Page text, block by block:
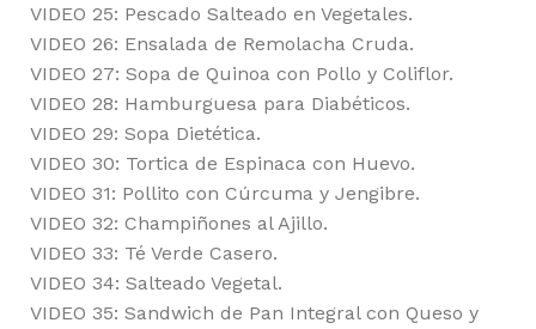
VIDEO 25: Pescado Salteado en Vegetales.
VIDEO 26: Ensalada de Remolacha Cruda.
VIDEO 27: Sopa de Quinoa con Pollo y Coliflor.
VIDEO 28: Hamburguesa para Diabéticos.
VIDEO 29: Sopa Dietética.
VIDEO 30: Tortica de Espinaca con Huevo.
VIDEO 31: Pollito con Cúrcuma y Jengibre.
VIDEO 32: Champiñones al Ajillo.
VIDEO 33: Té Verde Casero.
VIDEO 34: Salteado Vegetal.
VIDEO 35: Sandwich de Pan Integral con Queso y